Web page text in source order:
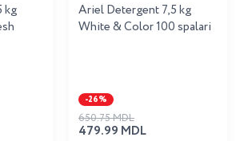
kg
Ariel Detergent 7,5 kg
White & Color 100 spalari
-26%
479.99 MDL
650.75 MDL